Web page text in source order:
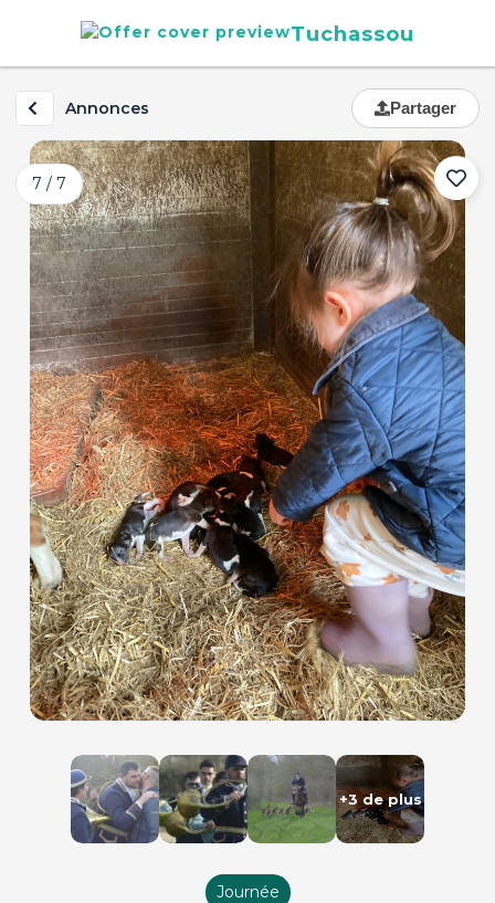
Tuchassou
Annonces Partager
+3 de plus
7 / 7
Journée